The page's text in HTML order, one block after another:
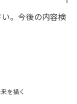
。今後の内容検
を描く